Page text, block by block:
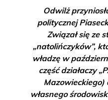
Odwilż
politycznej
Związał się ze
„natolińczyków”,
władzę w
część działaczy
własnego